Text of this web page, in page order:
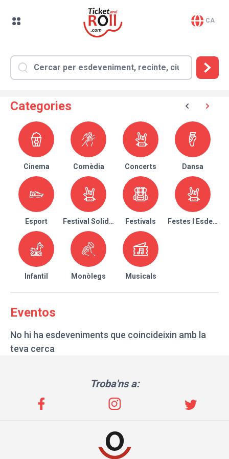
CA
Categories
Cinema Comèdia Concerts Dansa
Esport Festival Solidari Festivals Festes I
Infantil Monòlegs Musicals
Eventos
No hi ha esdeveniments que coincideixin amb la
teva cerca
Troba'ns a: